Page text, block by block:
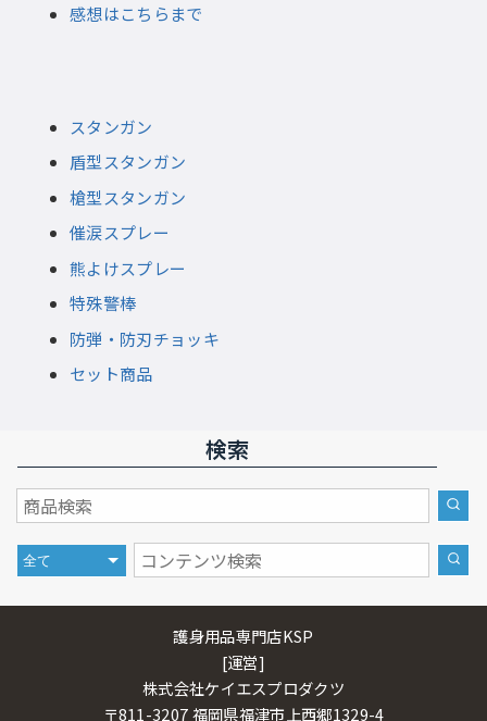
感想はこちらまで
スタンガン
盾型スタンガン
槍型スタンガン
催涙スプレー
熊よけスプレー
特殊警棒
防弾・防刃チョッキ
セット商品
検索
護身用品専門店KSP
[運営]
株式会社ケイエスプロダクツ
〒811-3207 福岡県福津市上西郷1329-4